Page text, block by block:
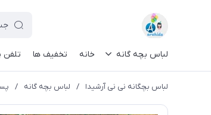
لباس بچه گانه خانه تخفیف ها تلفن
لباس بچگانه نی نی آرشیدا / لباس بچه گانه /